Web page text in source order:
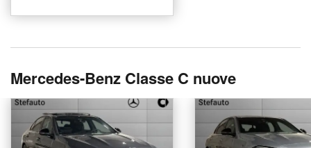
Mercedes-Benz Classe C nuove